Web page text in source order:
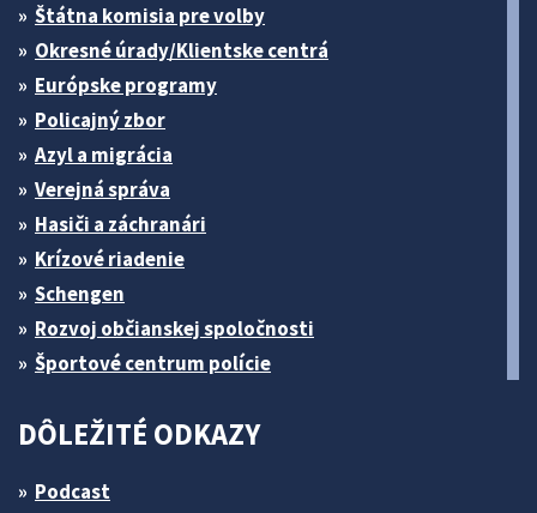
Štátna komisia pre volby
Okresné úrady/Klientske centrá
Európske programy
Policajný zbor
Azyl a migrácia
Verejná správa
Hasiči a záchranári
Krízové riadenie
Schengen
Rozvoj občianskej spoločnosti
Športové centrum polície
DÔLEŽITÉ ODKAZY
Podcast